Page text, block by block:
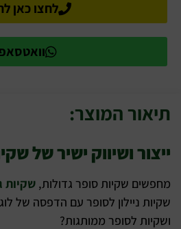
לחצו כאן
וואטסאפ
תיאור המוצר:
ייצור ושיווק ישיר של
מחפשים שקיות סופר גדולות, שקיות
שקיות ניילון לסופר עם הדפסה של
ושקיות לסופר ממותגות?